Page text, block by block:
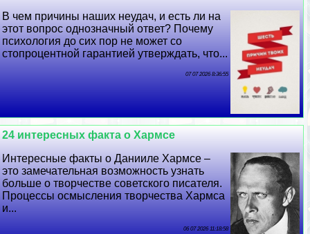
В чем причины наших неудач, и есть ли на
этот вопрос однозначный ответ? Почему
психология до сих пор не может со
стопроцентной гарантией утверждать, что...
07 07 2026 8:36:55
24 интересных факта о Хармсе
Интересные факты о Данииле Хармсе –
это замечательная возможность узнать
больше о творчестве советского писателя.
Процессы осмысления творчества Хармса
и...
06 07 2026 11:18:58